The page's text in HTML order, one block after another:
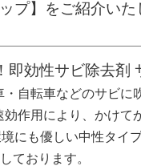
プ】をご紹介いた
即効性サビ除去剤
自転車などのサビに
作用により、かけて
にも優しい中性タイ
ております。